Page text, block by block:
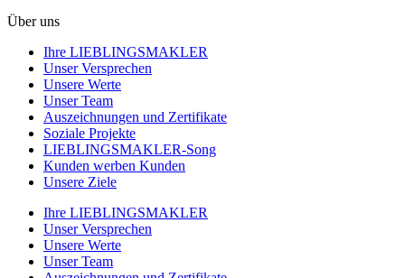
Über uns
Ihre LIEBLINGSMAKLER
Unser Versprechen
Unsere Werte
Unser Team
Auszeichnungen und Zertifikate
Soziale Projekte
LIEBLINGSMAKLER-Song
Kunden werben Kunden
Unsere Ziele
Ihre LIEBLINGSMAKLER
Unser Versprechen
Unsere Werte
Unser Team